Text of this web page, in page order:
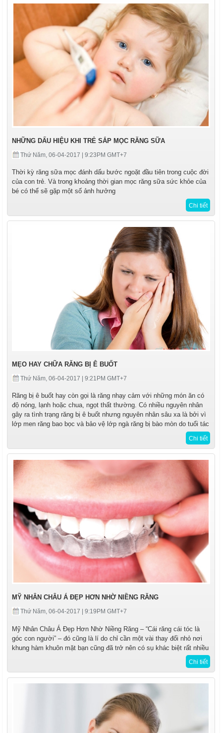
NHỮNG DẤU HIỆU KHI TRẺ SẮP MỌC RĂNG SỮA
Thứ Năm, 06-04-2017 | 9:23PM GMT+7
Thời kỳ răng sữa mọc đánh dấu bước ngoặt đầu tiên trong cuộc đời
của con trẻ. Và trong khoảng thời gian mọc răng sữa sức khỏe của
bé có thể sẽ gặp một số ảnh hưởng
Chi tiết
MẸO HAY CHỮA RĂNG BỊ Ê BUỐT
Thứ Năm, 06-04-2017 | 9:21PM GMT+7
Răng bị ê buốt hay còn gọi là răng nhạy cảm với những món ăn có
độ nóng, lạnh hoặc chua, ngọt thất thường. Có nhiều nguyên nhân
gây ra tình trạng răng bị ê buốt nhưng nguyên nhân sâu xa là bởi vì
lớp men răng bao bọc và bảo vệ lớp ngà răng bị bào mòn do tuổi tác
Chi tiết
MỸ NHÂN CHÂU Á ĐẸP HƠN NHỜ NIỀNG RĂNG
Thứ Năm, 06-04-2017 | 9:19PM GMT+7
Mỹ Nhân Châu Á Đẹp Hơn Nhờ Niềng Răng – “Cái răng cái tóc là
góc con người” – đó cũng là lí do chỉ cần một vài thay đổi nhỏ nơi
khung hàm khuôn mặt bạn cũng đã trở nên có sụ khác biệt rất nhiều
Chi tiết